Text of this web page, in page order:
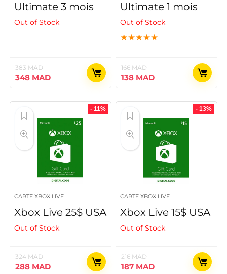
Ultimate 3 mois
Out of Stock
383MAD
Le
prix
383 MAD.
348 MADLe
prix
348 MAD.
Ultimate 1 mois
Out of Stock
★★★★★
166MAD
Le
prix
166 MAD.
138 MADLe
prix
138 MAD.
- 11%
CARTE XBOX LIVE
Xbox Live 25$ USA
Out of Stock
324MAD
Le
288 MADLe
- 13%
CARTE XBOX LIVE
Xbox Live 15$ USA
Out of Stock
216MAD
Le
187 MADLe